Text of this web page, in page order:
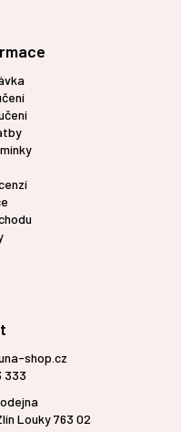
shop.cz
333
Louky 763 02